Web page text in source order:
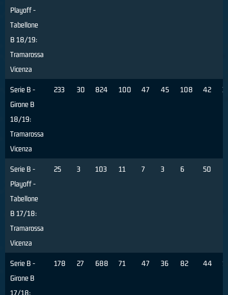
Playoff -
Tabellone
B 18/19:
Tramarossa
Vicenza
Serie B -
Girone B
18/19:
Tramarossa
Vicenza
233 30 824 100 47 45 108 42
Serie B -
Playoff -
Tabellone
B 17/18:
Tramarossa
Vicenza
25 3 103 11 7 3 6 50
Serie B -
Girone B
17/18:
178 27 688 71 47 36 82 44